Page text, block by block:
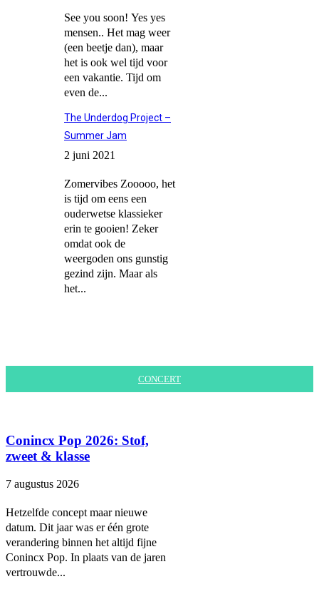
See you soon! Yes yes
mensen.. Het mag weer
(een beetje dan), maar
het is ook wel tijd voor
een vakantie. Tijd om
even de...
The Underdog Project –
Summer Jam
2 juni 2021
Zomervibes Zooooo, het
is tijd om eens een
ouderwetse klassieker
erin te gooien! Zeker
omdat ook de
weergoden ons gunstig
gezind zijn. Maar als
het...
CONCERT
Conincx Pop 2026: Stof,
zweet & klasse
7 augustus 2026
Hetzelfde concept maar nieuwe
datum. Dit jaar was er één grote
verandering binnen het altijd fijne
Conincx Pop. In plaats van de jaren
vertrouwde...